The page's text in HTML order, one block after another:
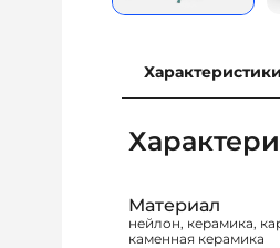
Характеристики
Материал
нейлон, керамика,
каменная керамика